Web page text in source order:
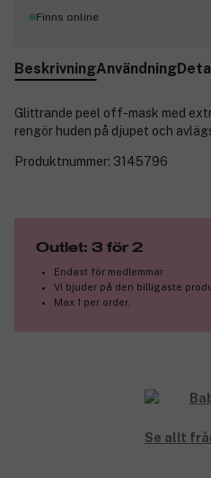
Finns online
BeskrivningAnvändning
Glittrande peel off-mask med
rengör huden på djupet och
Produktnummer: 3145796
Outlet: 3 för 2
Endast för medlemmar
Vi bjuder på den billigaste
Max 1 per order.
Se allt